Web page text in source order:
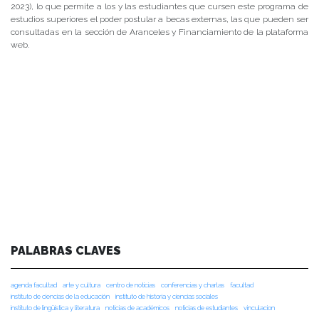
2023), lo que permite a los y las estudiantes que cursen este programa de
estudios superiores el poder postular a becas externas, las que pueden ser
consultadas en la sección de Aranceles y Financiamiento de la plataforma
web.
PALABRAS CLAVES
agenda facultad arte y cultura centro de noticias conferencias y charlas
facultad
instituto de ciencias de la educación
instituto de historia y ciencias sociales
instituto de lingüística y literatura
noticias de académicos noticias de estudiantes
vinculacion